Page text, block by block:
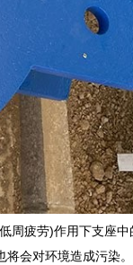
周疲劳)作用下支座
会对环境造成污染